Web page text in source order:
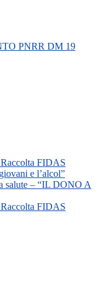
PNRR DM 19
FIDAS
e l’alcol”
salute – “IL DONO A
FIDAS